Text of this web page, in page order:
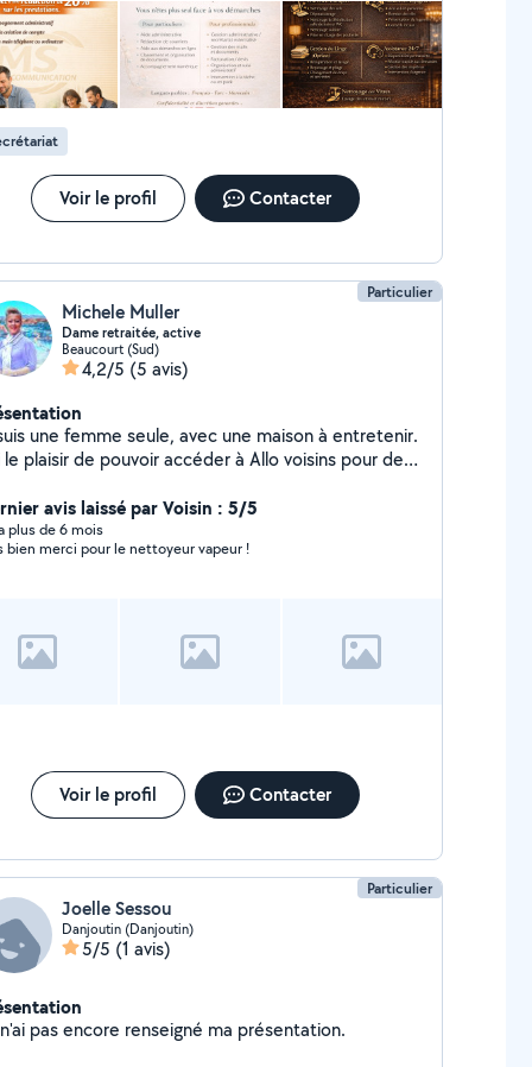
administratifs (CAF, impôts, retraite) Aide
et internet Organisation de vos
local, humain et à l'écoute Secteur
/ Belfort Premier contact gratuit et sans
les yeux fermés.
Voir le profil Contacter
Particulier
Michele Muller
Dame retraitée, active
Beaucourt (Sud)
4,2/5 (5 avis)
une femme seule, avec une maison à entretenir.
le plaisir de pouvoir accéder à Allo voisins pour de
et proposent aussi mes services. j'aime
et jardiner.
avis laissé par Voisin : 5/5
plus de 6 mois
bien merci pour le nettoyeur vapeur !
Voir le profil Contacter
Particulier
Joelle Sessou
Danjoutin (Danjoutin)
5/5 (1 avis)
Je n'ai pas encore renseigné ma présentation.